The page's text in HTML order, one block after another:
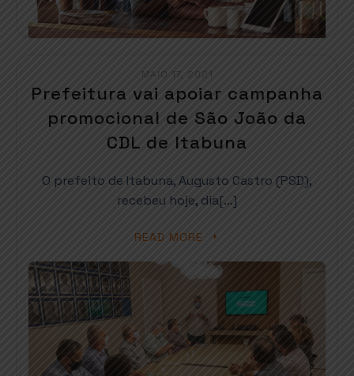
MAIO 17, 2021
Prefeitura vai apoiar campanha
promocional de São João da
CDL de Itabuna
O prefeito de Itabuna, Augusto Castro (PSD),
recebeu hoje, dia[…]
READ MORE